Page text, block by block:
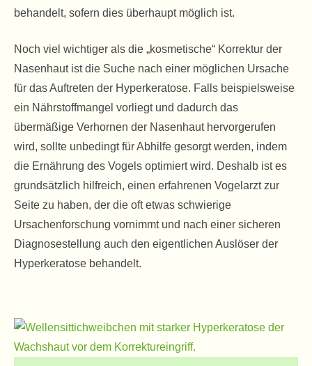
behandelt, sofern dies überhaupt möglich ist.
Noch viel wichtiger als die „kosmetische“ Korrektur der
Nasenhaut ist die Suche nach einer möglichen Ursache
für das Auftreten der Hyperkeratose. Falls beispielsweise
ein Nährstoffmangel vorliegt und dadurch das
übermäßige Verhornen der Nasenhaut hervorgerufen
wird, sollte unbedingt für Abhilfe gesorgt werden, indem
die Ernährung des Vogels optimiert wird. Deshalb ist es
grundsätzlich hilfreich, einen erfahrenen Vogelarzt zur
Seite zu haben, der die oft etwas schwierige
Ursachenforschung vornimmt und nach einer sicheren
Diagnosestellung auch den eigentlichen Auslöser der
Hyperkeratose behandelt.